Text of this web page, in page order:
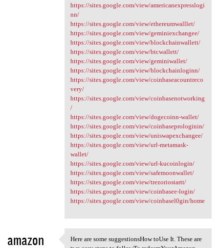
https://sites.google.com/view/americanexpresslogi
nn/
https://sites.google.com/view/ethereumwalllet/
https://sites.google.com/view/geminiexchangee/
https://sites.google.com/view/blockchainwallett/
https://sites.google.com/view/btcwallett/
https://sites.google.com/view/geminiwallet/
https://sites.google.com/view/blockchainloginn/
https://sites.google.com/view/coinbaseacountreco
very/
https://sites.google.com/view/coinbasenotworking
/
https://sites.google.com/view/dogecoinn-wallet/
https://sites.google.com/view/coinbaseprologinin/
https://sites.google.com/view/uniswapexchangee/
https://sites.google.com/view/url-metamask-
wallet/
https://sites.google.com/view/url-kucoinlogin/
https://sites.google.com/view/safemoonwallet/
https://sites.google.com/view/trezoriostartt/
https://sites.google.com/view/coinbasee-login/
https://sites.google.com/view/coinbasel0gin/home
amazon
Here are some suggestionsHow toUse It. These are